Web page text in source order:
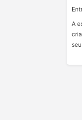
A